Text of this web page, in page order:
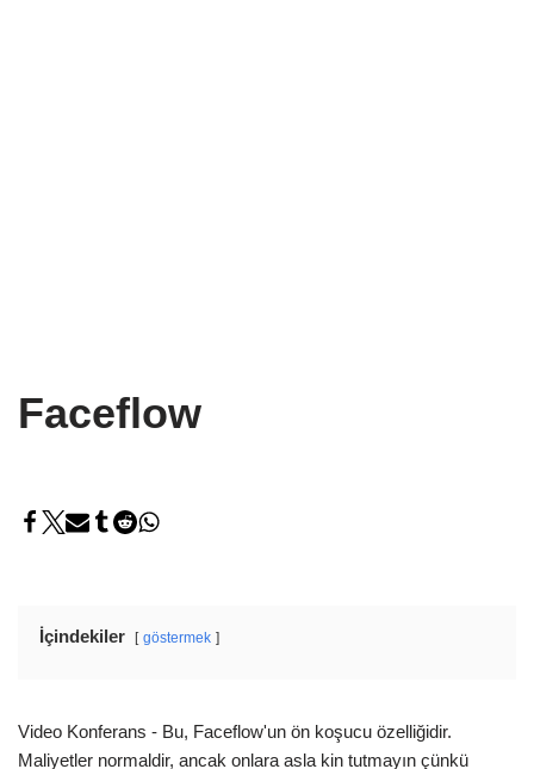
Faceflow
İçindekiler göstermek
Video Konferans - Bu, Faceflow'un ön koşucu özelliğidir.
Maliyetler normaldir, ancak onlara asla kin tutmayın çünkü